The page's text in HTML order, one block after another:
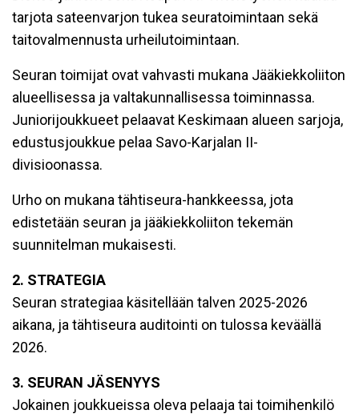
tarjota sateenvarjon tukea seuratoimintaan sekä
taitovalmennusta urheilutoimintaan.
Seuran toimijat ovat vahvasti mukana Jääkiekkoliiton
alueellisessa ja valtakunnallisessa toiminnassa.
Juniorijoukkueet pelaavat Keskimaan alueen sarjoja,
edustusjoukkue pelaa Savo-Karjalan II-
divisioonassa.
Urho on mukana tähtiseura-hankkeessa, jota
edistetään seuran ja jääkiekkoliiton tekemän
suunnitelman mukaisesti.
2. STRATEGIA
Seuran strategiaa käsitellään talven 2025-2026
aikana, ja tähtiseura auditointi on tulossa keväällä
2026.
3. SEURAN JÄSENYYS
Jokainen joukkueissa oleva pelaaja tai toimihenkilö